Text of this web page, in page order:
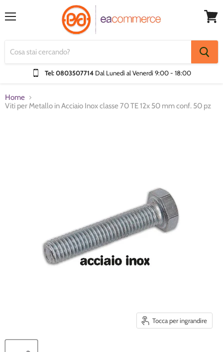
Tel: 0803507714 Dal Lunedì al Venerdì9:00 - 18:00
Home
Viti per Metallo in Acciaio Inox classe 70 TE 12x 50 mm conf. 50 pz
Tocca per ingrandire